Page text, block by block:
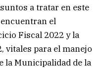
a tratar en este
el
Fiscal 2022 y la
vitales para el manejo
la Municipalidad de la